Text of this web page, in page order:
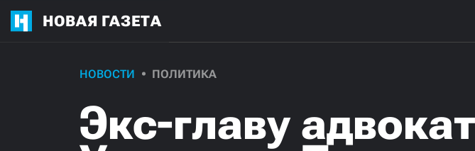
НОВАЯ ГАЗЕТА
НОВОСТИ ПОЛИТИКА
Экс-главу